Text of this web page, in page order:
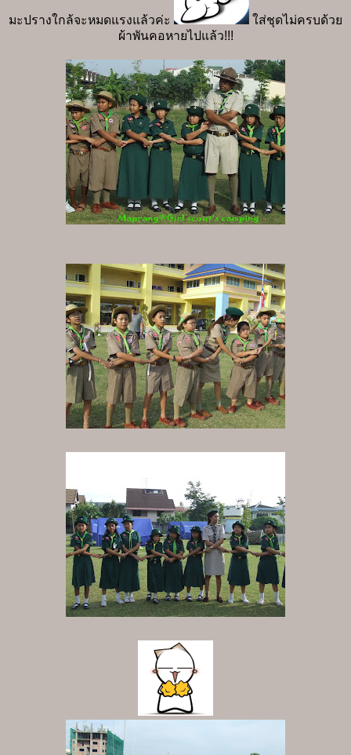
มะปรางใกล้จะหมดแรงแล้วค่ะ
ใส่ชุดไม่ครบด้วย
ผ้าพันคอหายไปแล้ว!!!